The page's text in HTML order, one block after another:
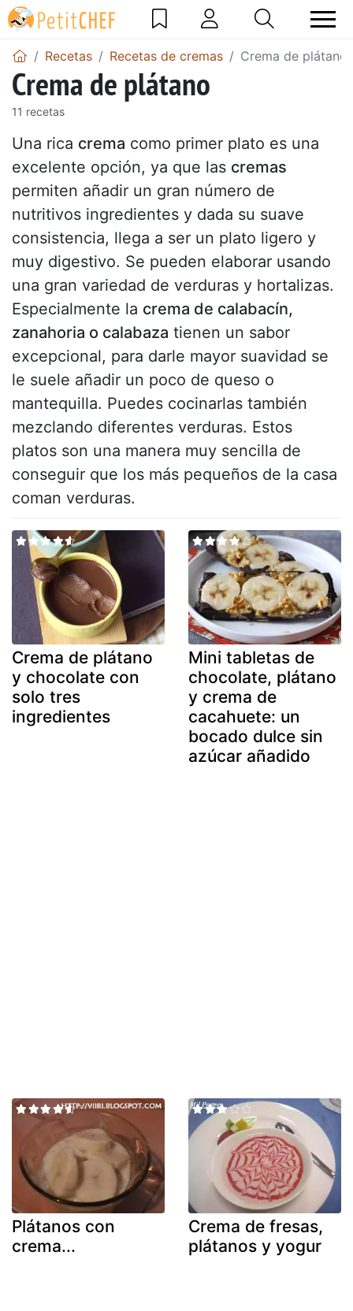
Recetas Recetas de cremas Crema de plátano
Crema de plátano
11 recetas
Una rica crema como primer plato es una
excelente opción, ya que las cremas
permiten añadir un gran número de
nutritivos ingredientes y dada su suave
consistencia, llega a ser un plato ligero y
muy digestivo. Se pueden elaborar usando
una gran variedad de verduras y hortalizas.
Especialmente la crema de calabacín,
zanahoria o calabaza tienen un sabor
excepcional, para darle mayor suavidad se
le suele añadir un poco de queso o
mantequilla. Puedes cocinarlas también
mezclando diferentes verduras. Estos
platos son una manera muy sencilla de
conseguir que los más pequeños de la casa
coman verduras.
Crema de plátano
y chocolate con
solo tres
ingredientes
Mini tabletas de
chocolate, plátano
y crema de
cacahuete: un
bocado dulce sin
azúcar añadido
Plátanos con
crema...
Crema de fresas,
plátanos y yogur